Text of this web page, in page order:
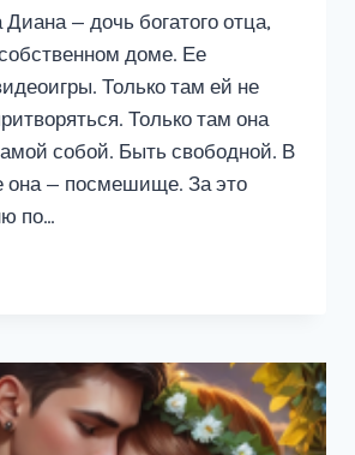
— дочь богатого отца,
доме. Ее
Только там ей не
Только там она
собой. Быть свободной. В
она — посмешище. За это
по…